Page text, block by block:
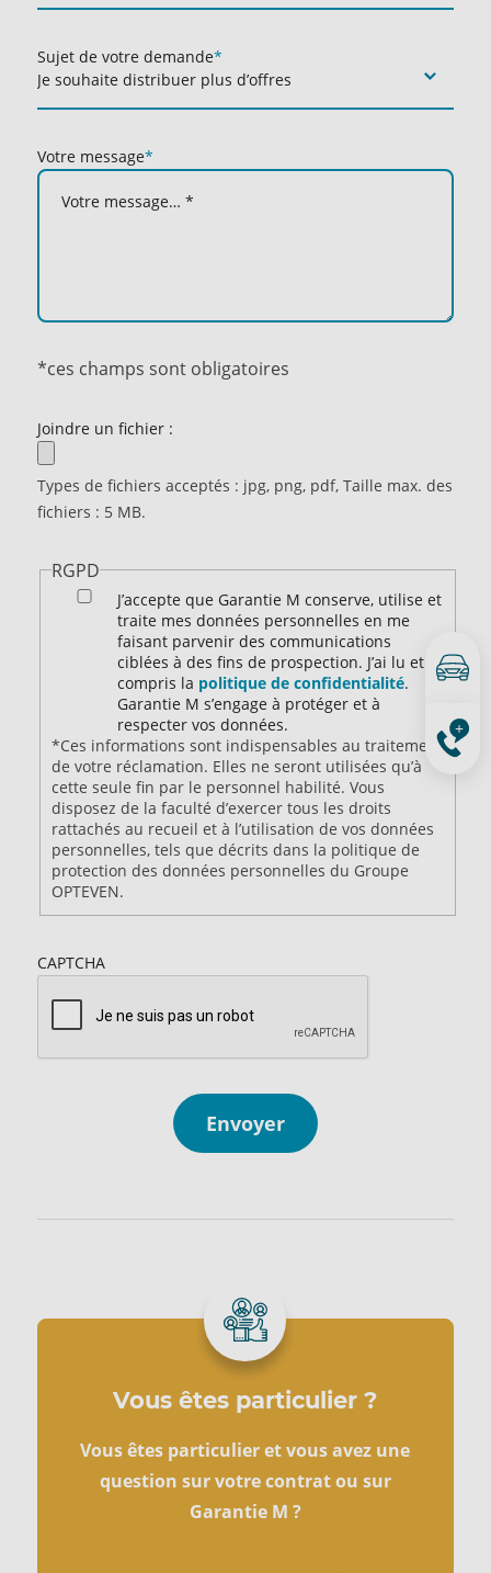
Sujet de votre demande*
Votre message*
*ces champs sont obligatoires
Joindre un fichier :
Types de fichiers acceptés : jpg, png, pdf, Taille max. des
fichiers : 5 MB.
RGPD
J’accepte que Garantie M conserve, utilise et
traite mes données personnelles en me
faisant parvenir des communications
ciblées à des fins de prospection. J’ai lu et
compris la politique de confidentialité.
Garantie M s’engage à protéger et à
respecter vos données.
*Ces informations sont indispensables au traitement
de votre réclamation. Elles ne seront utilisées qu’à
cette seule fin par le personnel habilité. Vous
disposez de la faculté d’exercer tous les droits
rattachés au recueil et à l’utilisation de vos données
personnelles, tels que décrits dans la politique de
protection des données personnelles du Groupe
OPTEVEN.
CAPTCHA
Vous êtes particulier ?
Vous êtes particulier et vous avez une
question sur votre contrat ou sur
Garantie M ?